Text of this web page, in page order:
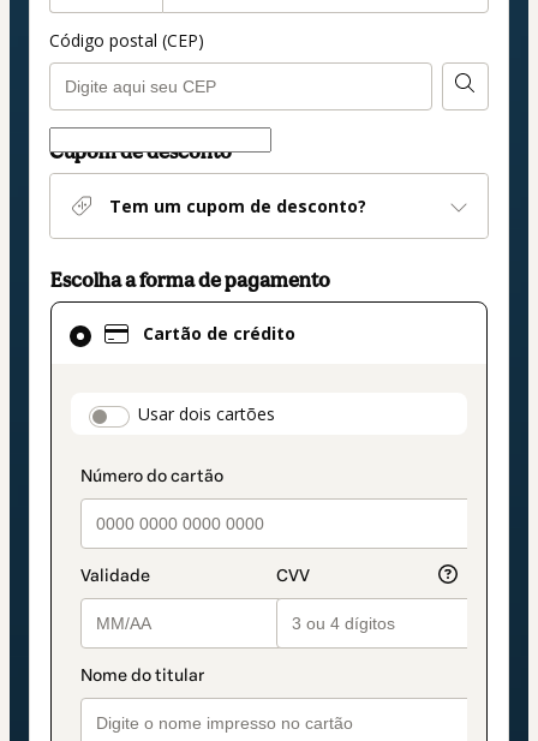
Código postal (CEP)
Cupom de desconto
Tem um cupom de desconto?
Escolha a forma de pagamento
Cartão de crédito
payment_data.section_title_v2
Usar dois cartões
Cartão
de
como
pagamento